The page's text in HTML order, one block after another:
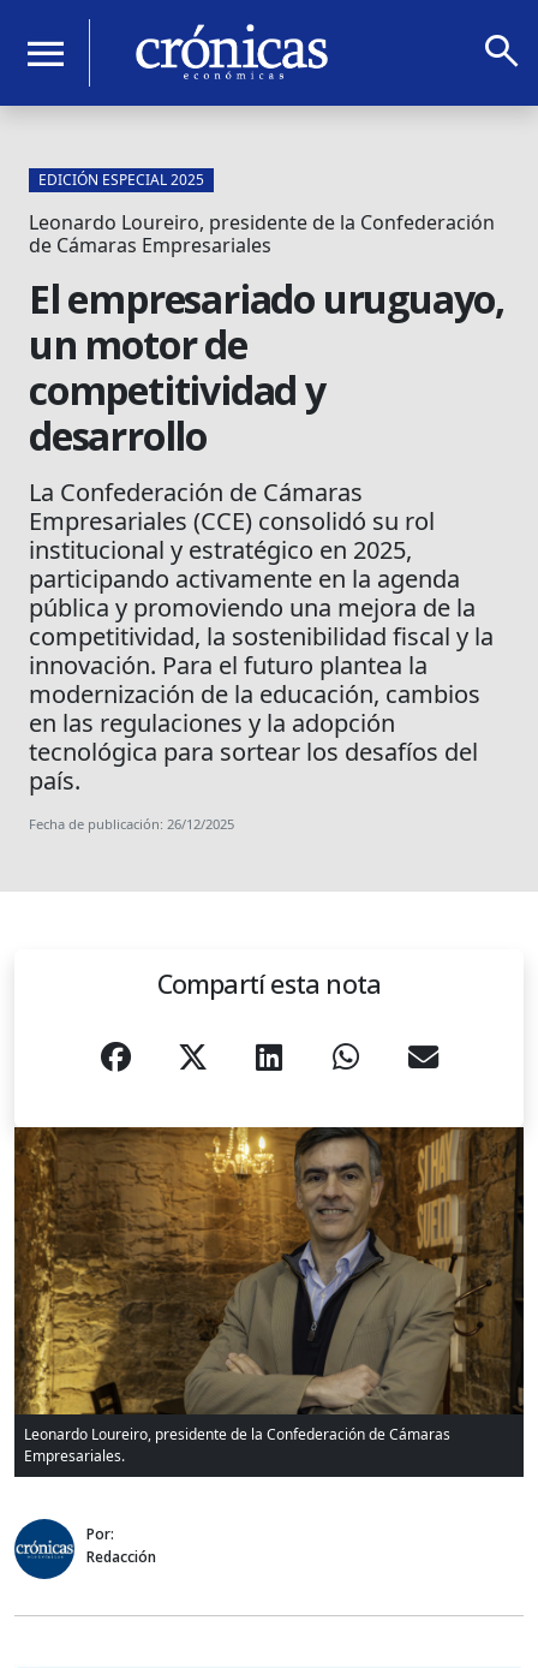
menu search
EDICIÓN ESPECIAL 2025
Leonardo Loureiro, presidente de la Confederación
de Cámaras Empresariales
El empresariado uruguayo,
un motor de
competitividad y
desarrollo
La Confederación de Cámaras
Empresariales (CCE) consolidó su rol
institucional y estratégico en 2025,
participando activamente en la agenda
pública y promoviendo una mejora de la
competitividad, la sostenibilidad fiscal y la
innovación. Para el futuro plantea la
modernización de la educación, cambios
en las regulaciones y la adopción
tecnológica para sortear los desafíos del
país.
Fecha de publicación: 26/12/2025
Compartí esta nota
Leonardo Loureiro, presidente de la Confederación de Cámaras
Empresariales.
Por:
Redacción